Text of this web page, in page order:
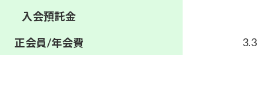
入会預託金
正会員/年会費 3.3